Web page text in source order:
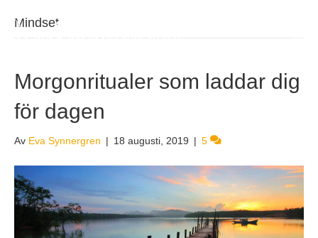
EvaSynnergren
Mindset
Morgonritualer som laddar dig
för dagen
Av Eva Synnergren | 18 augusti, 2019 | 5